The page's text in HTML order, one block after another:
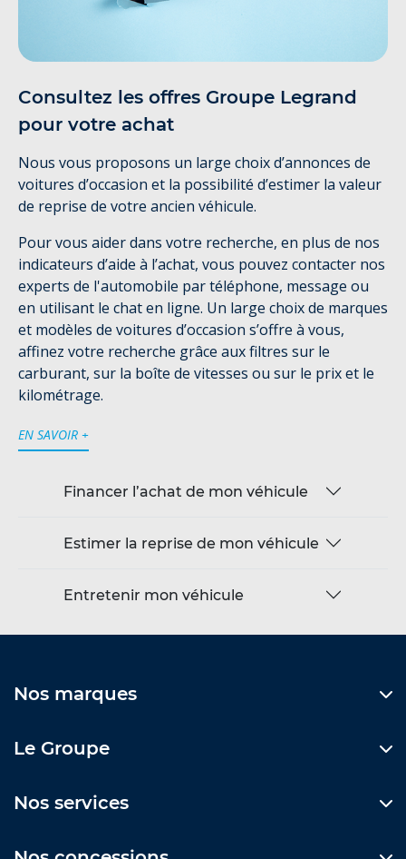
Consultez les offres Groupe Legrand
pour votre achat
Nous vous proposons un large choix d’annonces de
voitures d’occasion et la possibilité d’estimer la valeur
de reprise de votre ancien véhicule.
Pour vous aider dans votre recherche, en plus de nos
indicateurs d’aide à l’achat, vous pouvez contacter nos
experts de l'automobile par téléphone, message ou
en utilisant le chat en ligne. Un large choix de marques
et modèles de voitures d’occasion s’offre à vous,
affinez votre recherche grâce aux filtres sur le
carburant, sur la boîte de vitesses ou sur le prix et le
kilométrage.
EN SAVOIR +
Financer l’achat de mon véhicule
Estimer la reprise de mon véhicule
Entretenir mon véhicule
Nos marques
Le Groupe
Nos services